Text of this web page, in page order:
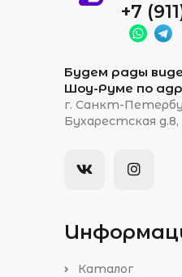
+7
Будем рады
Шоу-Руме по
г. Санкт-
Бухарестская д.8,
Каталог